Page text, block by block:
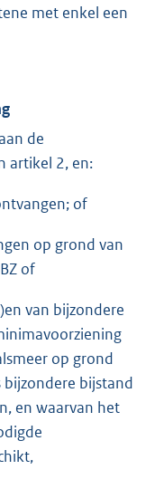
met enkel een
de
artikel 2, en:
of
op grond van
of
van bijzondere
op grond
bijzondere bijstand
en waarvan het